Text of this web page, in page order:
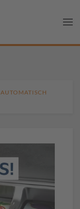
AUTOMATISCH